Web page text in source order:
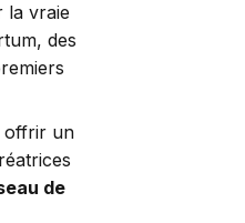
la vraie
des
offrir un
de